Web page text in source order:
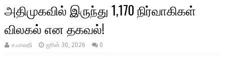
அதிமுகவில் இருந்து 1,170 நிர்வாகிகள்
விலகல் என தகவல்!
ச.மாலதி ஜூன் 30, 2026 0